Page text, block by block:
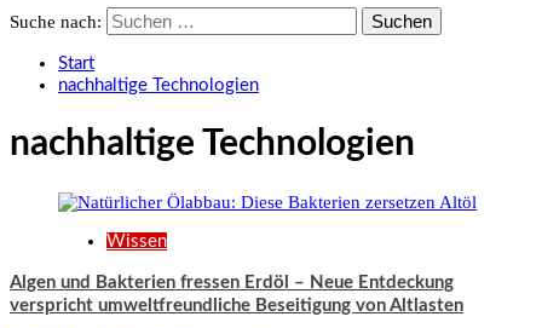
Suche nach:
Start
nachhaltige Technologien
nachhaltige Technologien
Wissen
Algen und Bakterien fressen Erdöl – Neue Entdeckung
verspricht umweltfreundliche Beseitigung von Altlasten